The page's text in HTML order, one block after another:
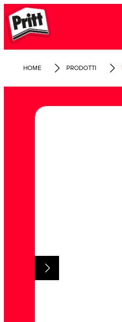
HOME PRODOTTI